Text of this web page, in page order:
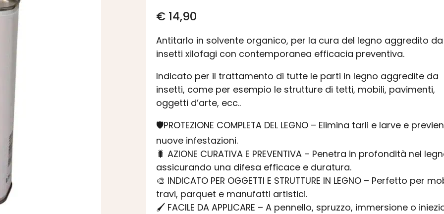
€14,90
Antitarlo in solvente organico, per la cura del legno aggredito da
insetti xilofagi con contemporanea efficacia preventiva.
Indicato per il trattamento di tutte le parti in legno aggredite da
insetti, come per esempio le strutture di tetti, mobili, pavimenti,
oggetti d’arte, ecc..
🛡PROTEZIONE COMPLETA DEL LEGNO – Elimina tarli e larve e
nuove infestazioni.
🐛 AZIONE CURATIVA E PREVENTIVA – Penetra in profondità nel
assicurando una difesa efficace e duratura.
🎨 INDICATO PER OGGETTI E STRUTTURE IN LEGNO – Perfetto per
travi, parquet e manufatti artistici.
🖌️ FACILE DA APPLICARE – A pennello, spruzzo, immersione o